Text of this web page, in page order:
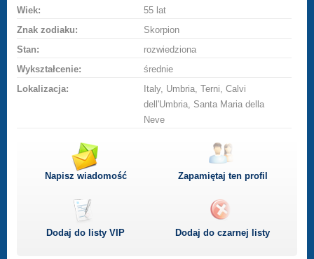
Wiek:
55 lat
Znak zodiaku:
Skorpion
Stan:
rozwiedziona
Wykształcenie:
średnie
Lokalizacja:
Italy, Umbria, Terni, Calvi
dell'Umbria, Santa Maria della
Neve
Napisz wiadomość Zapamiętaj ten profil
Dodaj do listyVIP Dodaj do czarnej listy